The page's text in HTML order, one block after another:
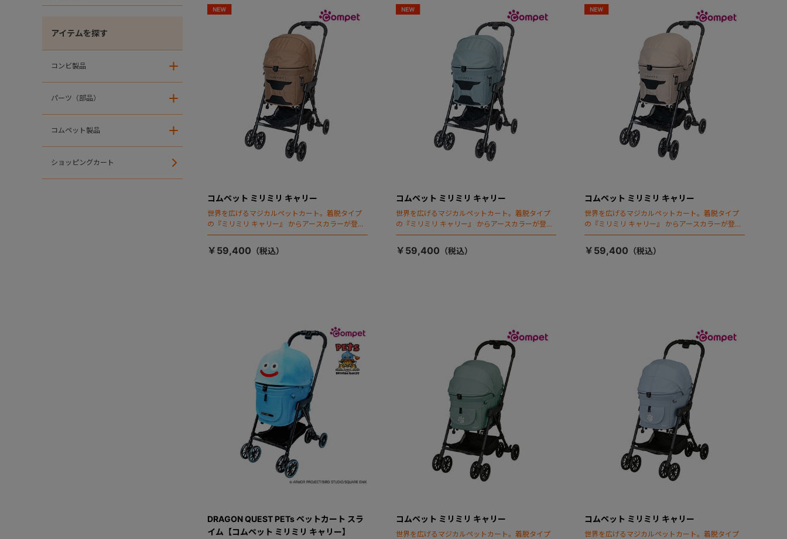
アイテムを探す
コンビ製品
パーツ（部品）
コムペット製品
ショッピングカート
コムペット ミリミリ キャリー
世界を広げるマジカルペットカート。着脱タイプ
の『ミリミリ キャリー』 からアースカラーが登
場！
￥59,400
コムペット ミリミリ キャリー
世界を広げるマジカルペットカート。着脱タイプ
の『ミリミリ キャリー』 からアースカラーが登
場！
￥59,400
コムペット ミリミリ キャリー
世界を広げるマジカルペットカート。着脱タイプ
の『ミリミリ キャリー』 からアースカラーが登
場！
￥59,400
DRAGON QUEST PETs ペットカート スラ
イム【コムペット ミリミリ キャリー】
コムペット ミリミリ キャリー
世界を広げるマジカルペットカート。着脱タイプ
コムペット ミリミリ キャリー
世界を広げるマジカルペットカート。着脱タイプ